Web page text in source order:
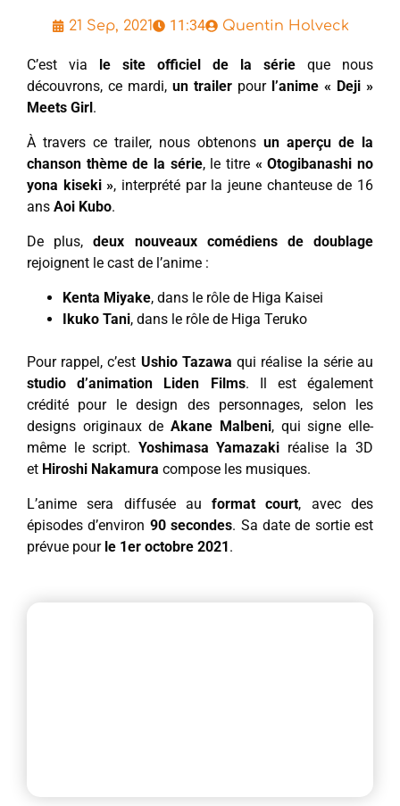
21 Sep, 2021 11:34 Quentin Holveck
C’est via le site officiel de la série que nous
découvrons, ce mardi, un trailer pour l’anime « Deji »
Meets Girl.
À travers ce trailer, nous obtenons un aperçu de la
chanson thème de la série, le titre « Otogibanashi no
yona kiseki », interprété par la jeune chanteuse de 16
ans Aoi Kubo.
De plus,deux nouveaux comédiens de doublage
rejoignent le cast de l’anime :
Kenta Miyake, dans le rôle de Higa Kaisei
Ikuko Tani, dans le rôle de Higa Teruko
Pour rappel, c’est Ushio Tazawa qui réalise la série au
studio d’animation Liden Films. Il est également
crédité pour le design des personnages, selon les
designs originaux deAkane Malbeni, qui signe elle-
même le script. Yoshimasa Yamazaki réalise la 3D
et Hiroshi Nakamura compose les musiques.
L’anime sera diffusée auformat court, avec des
épisodes d’environ 90 secondes. Sa date de sortie est
prévue pour le 1er octobre 2021.